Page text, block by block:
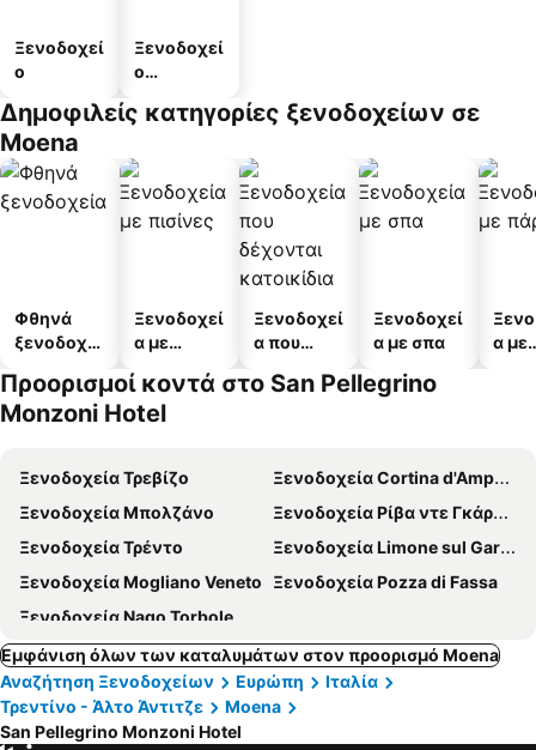
Ξενοδοχεί
ο
Ξενοδοχεί
ο
άτων
Δημοφιλείς κατηγορίες ξενοδοχείων σε
Moena
Φθηνά
ξενοδοχεί
Ξενοδοχεί
α με
Ξενοδοχεί
α που
κατοικίδι
Ξενοδοχεί
α με σπα
α με
Προορισμοί κοντά στο San Pellegrino
Monzoni Hotel
Ξενοδοχεία Τρεβίζο
Ξενοδοχεία Cortina d'Ampezzo
Ξενοδοχεία Μπολζάνο
Ξενοδοχεία Ρίβα ντε Γκάρντα
Ξενοδοχεία Τρέντο
Ξενοδοχεία Limone sul Garda
Ξενοδοχεία Mogliano Veneto
Ξενοδοχεία Pozza di Fassa
Ξενοδοχεία Nago Torbole
Εμφάνιση όλων των καταλυμάτων στον προορισμό Moena
Αναζήτηση Ξενοδοχείων
Ευρώπη
Ιταλία
Τρεντίνο - Άλτο Άντιτζε
Moena
San Pellegrino Monzoni Hotel